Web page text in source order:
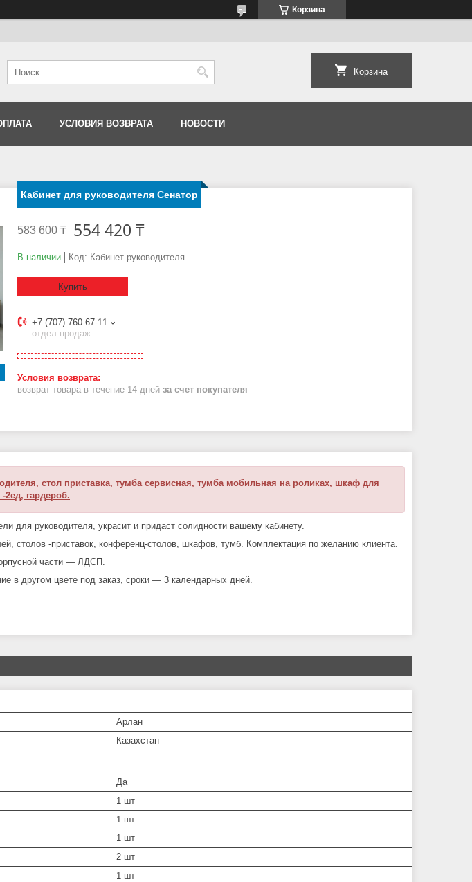
Корзина
Корзина
УСЛОВИЯ ВОЗВРАТА НОВОСТИ
Кабинет для руководителя Сенатор
583 600 ₸ 554 420 ₸
В наличии Код: Кабинет руководителя
Купить
+7 (707) 760-67-11
отдел продаж
возврат товара в течение 14 дней за счет покупателя
стол приставка, тумба сервисная, тумба мобильная на роликах, шкаф для
гардероб.
для руководителя, украсит и придаст солидности вашему кабинету.
столов -приставок, конференц-столов, шкафов, тумб. Комплектация по желанию клиента.
части ― ЛДСП.
в другом цвете под заказ, сроки ― 3 календарных дней.
Арлан
Казахстан
Да
1 шт
1 шт
1 шт
2 шт
1 шт